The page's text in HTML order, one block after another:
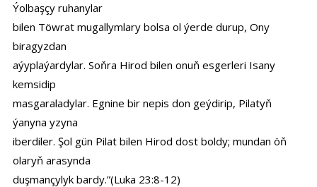
Ýolbaşçy ruhanylar
bilen Töwrat mugallymlary bolsa ol ýerde durup, Ony
biragyzdan
aýyplaýardylar. Soňra Hirod bilen onuň esgerleri Isany
kemsidip
masgaraladylar. Egnine bir nepis don geýdirip, Pilatyň
ýanyna yzyna
iberdiler. Şol gün Pilat bilen Hirod dost boldy; mundan öň
olaryň arasynda
duşmançylyk bardy.”(Luka 23:8-12)